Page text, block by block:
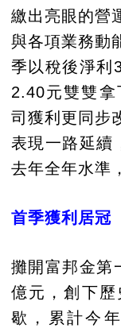
繳出亮眼的營
與各項業務動
季以稅後淨利
2.40元雙雙
司獲利更同步
表現一路延續
去年全年水準
首季獲利居冠
攤開富邦金第
億元，創下
歇，累計今